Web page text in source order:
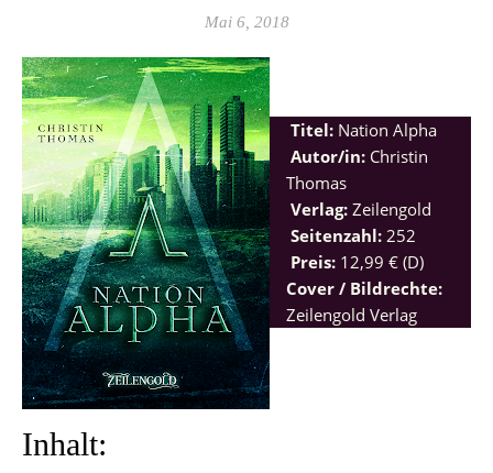
Mai 6, 2018
Titel: Nation Alpha
Autor/in: Christin
Thomas
Verlag: Zeilengold
Seitenzahl: 252
Preis: 12,99 € (D)
Cover / Bildrechte:
Zeilengold Verlag
Inhalt: